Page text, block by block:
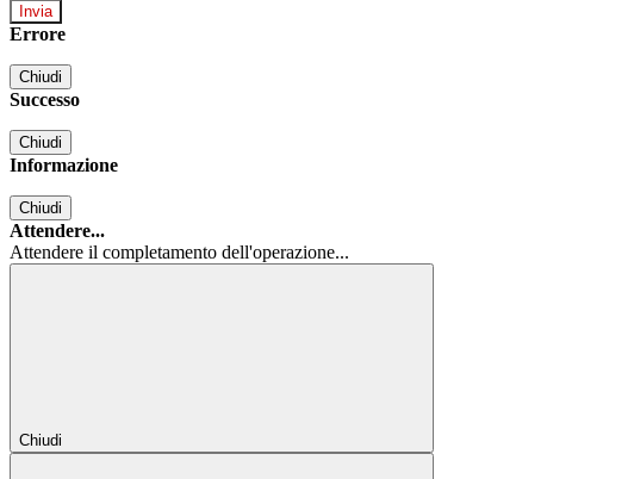
Errore
Chiudi
Successo
Chiudi
Informazione
Chiudi
Attendere...
Attendere il completamento dell'operazione...
Chiudi